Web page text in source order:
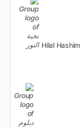
Hilal Hashim